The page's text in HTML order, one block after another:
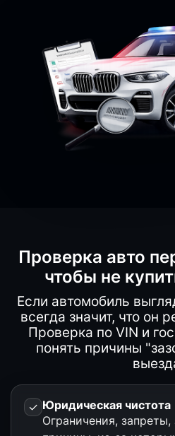
Проверка авто
чтобы не
Если автомобиль
всегда значит, что он
Проверка по VIN и
понять причины
✓ Юридическая чистота
Ограничения, запреты,